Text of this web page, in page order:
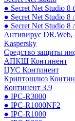
● Secret Net Studio 8
● Secret Net Studio 8
● Secret Net Studio 8
Антивирус
Kaspersky
Средство защиты
АПКШ Континент
ЦУС Континент
Криптошлюз
Континент 3.9
● IPC-R3000
● IPC-R1000NF2
● IPC-R1000